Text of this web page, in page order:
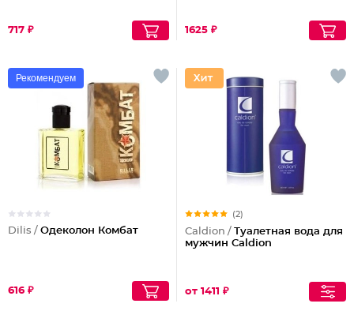
717 ₽ 1625 ₽
Рекомендуем
Dilis / Одеколон Комбат
616 ₽
(2)
Caldion / Туалетная вода для
мужчин Caldion
от 1411 ₽